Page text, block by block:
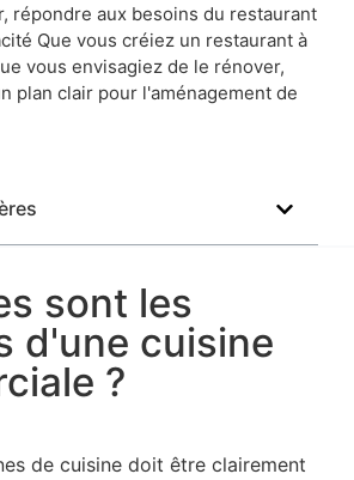
répondre aux besoins du restaurant
Que vous créiez un restaurant à
vous envisagiez de le rénover,
plan clair pour l'aménagement de
sont les
d'une cuisine
?
de cuisine doit être clairement